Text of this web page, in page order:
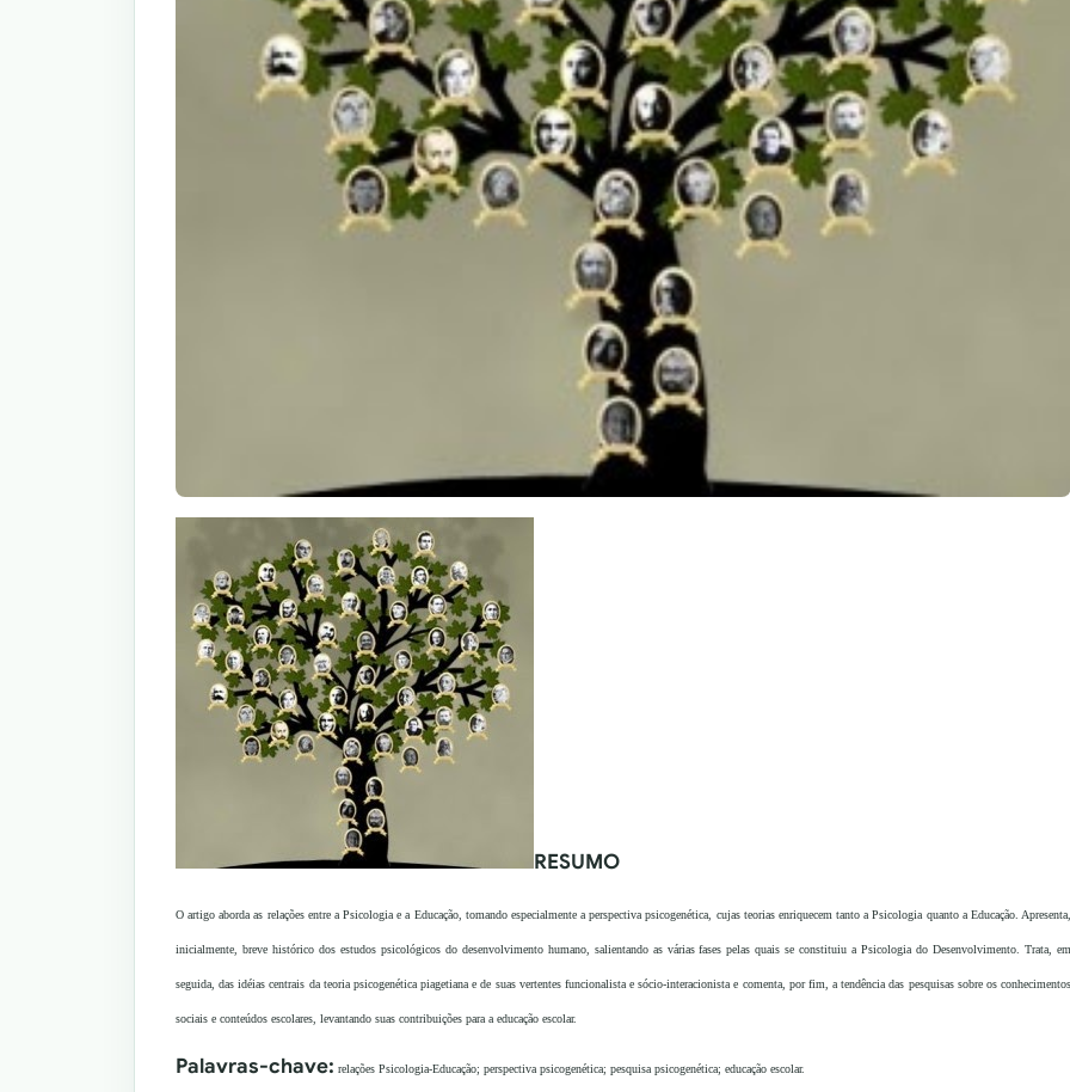
RESUMO
O artigo aborda as relações entre a Psicologia e a Educação, tomando especialmente a perspectiva psicogenética, cujas teorias enriquecem tanto a Psicologia quanto a Educação. Apresenta,
inicialmente, breve histórico dos estudos psicológicos do desenvolvimento humano, salientando as várias fases pelas quais se constituiu a Psicologia do Desenvolvimento. Trata, em
seguida, das idéias centrais da teoria psicogenética piagetiana e de suas vertentes funcionalista e sócio-interacionista e comenta, por fim, a tendência das pesquisas sobre os conhecimentos
sociais e conteúdos escolares, levantando suas contribuições para a educação escolar.
Palavras-chave: relações Psicologia-Educação; perspectiva psicogenética; pesquisa psicogenética; educação escolar.